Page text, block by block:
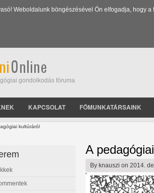
Weboldalunk böngészésével Ön elfogadja, hogy
gondolkodás fóruma
KAPCSOLAT FŐMUNKATÁRSAINK
kultúráról
A
By knauszi on 2014.